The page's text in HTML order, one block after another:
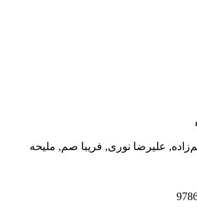
علیرضا نوری, فریبا صم, ملیحه